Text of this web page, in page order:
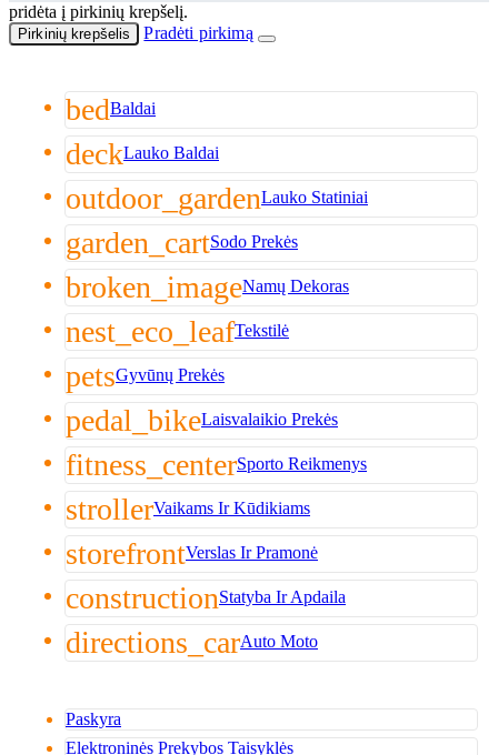
pridėta į pirkinių krepšelį.
Pirkinių krepšelis Pradėti pirkimą
bedBaldai
deckLauko Baldai
outdoor_gardenLauko Statiniai
garden_cartSodo Prekės
broken_imageNamų Dekoras
nest_eco_leafTekstilė
petsGyvūnų Prekės
pedal_bikeLaisvalaikio Prekės
fitness_centerSporto Reikmenys
strollerVaikams Ir Kūdikiams
storefrontVerslas Ir Pramonė
constructionStatyba Ir Apdaila
directions_carAuto Moto
Paskyra
Elektroninės Prekybos Taisyklės